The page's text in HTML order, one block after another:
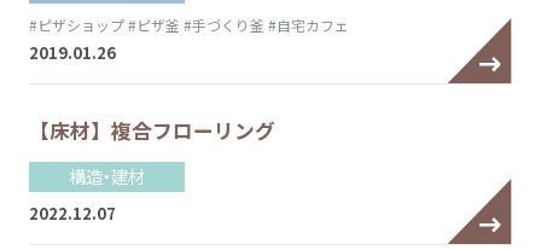
#ピザショップ#ピザ釜 #手づくり釜 #自宅カフェ
2019.01.26
【床材】複合フローリング
構造・建材
2022.12.07